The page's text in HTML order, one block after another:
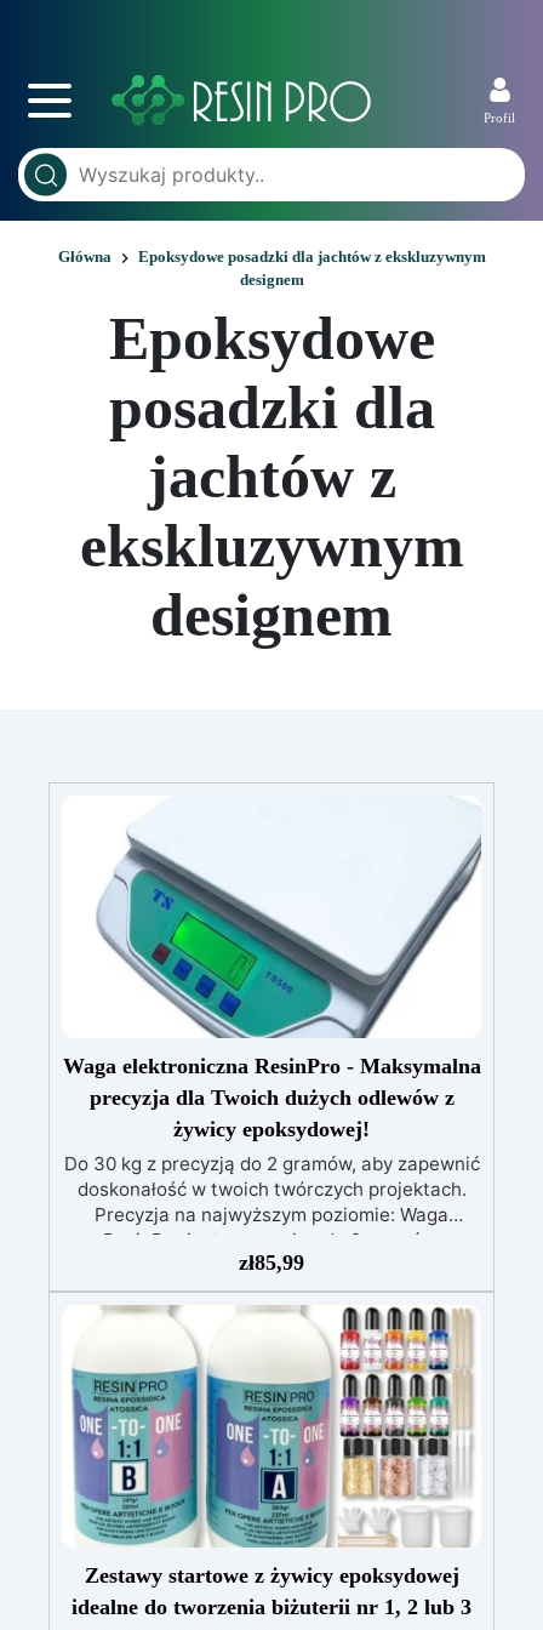
Profil
Główna
Epoksydowe posadzki dla jachtów z ekskluzywnym
designem
Epoksydowe
posadzki dla
jachtów z
ekskluzywnym
designem
Waga elektroniczna ResinPro - Maksymalna
precyzja dla Twoich dużych odlewów z
żywicy epoksydowej!
Do 30 kg z precyzją do 2 gramów, aby zapewnić
doskonałość w twoich twórczych projektach.
Precyzja na najwyższym poziomie: Waga
ResinPro jest precyzyjna do 2 gramów,
umożliwiając ważenie do 30 kg, co zapewnia
maksymalną dokładność przy odlewie żywicy
epoksydowej. Wysoka Pojemność: Z
pojemnością ważenia do 30 kg, idealna także
do dużych odlewów, takich jak stoły z drewna i
żywicy. Wyższa Wydajność: Zmniejsza ryzyko
egzotermii, która mogłaby zagrażać
końcowemu rezultatowi. Wykonując wszystko
jednym odlewem, minimalizujesz błędy i
oszczędzasz czas. Wiarygodność: Zapewnia Ci
pewność doskonałego rezultatu, zgodnego z
Twoimi oczekiwaniami. Elektroniczna waga
ResinPro to niezbędne narzędzie dla osób
pracujących z żywicą epoksydową. Bez względu
na to, czy tworzysz dzieła sztuki, czy duże stoły
zł85,99
Zestawy startowe z żywicy epoksydowej
idealne do tworzenia biżuterii nr 1, 2 lub 3